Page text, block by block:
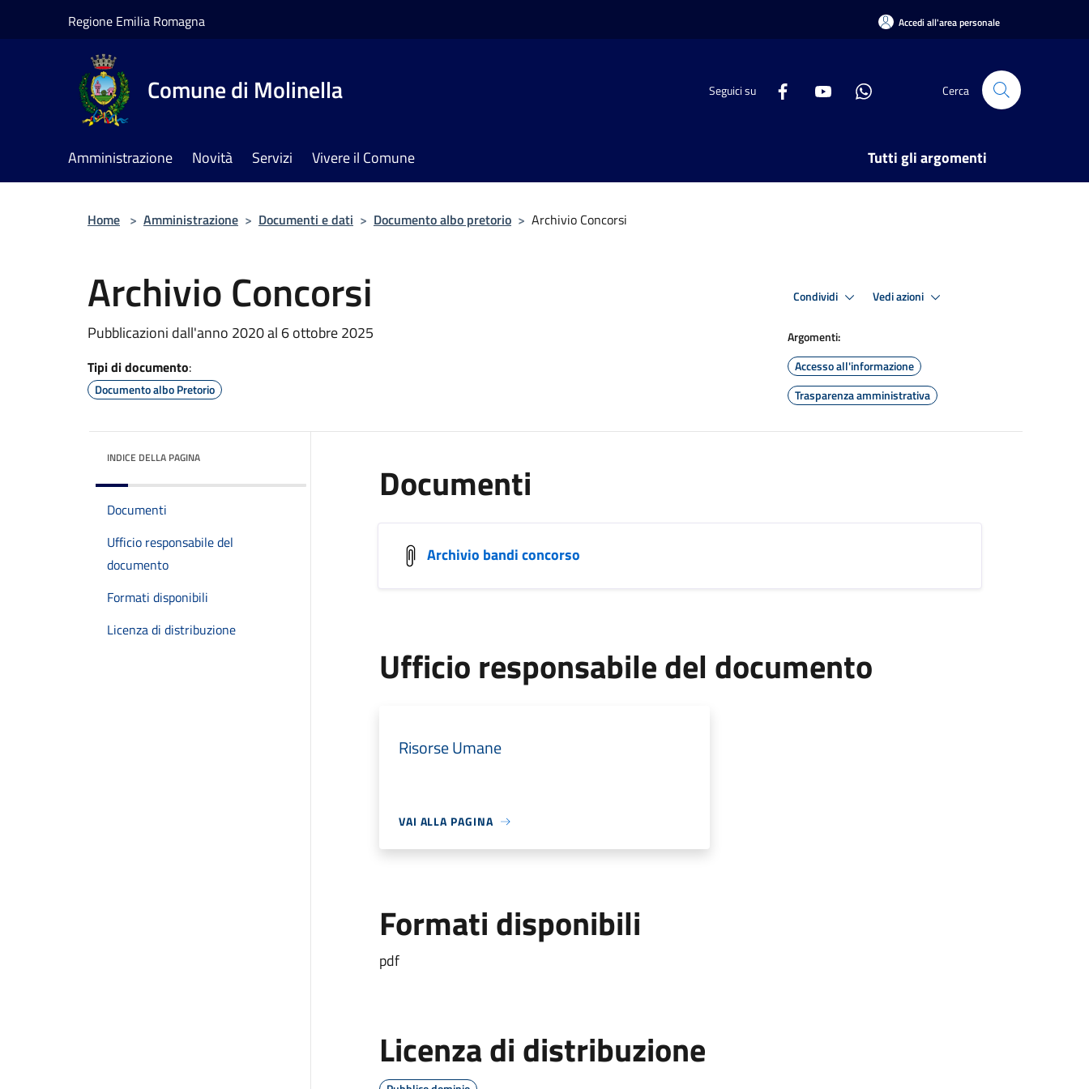
Regione Emilia Romagna Accedi all'area personale
Comune di Molinella Seguici su Cerca
Amministrazione Novità Servizi Vivere il Comune Tutti gli argomenti
Home > Amministrazione > Documenti e dati > Documento albo pretorio > Archivio Concorsi
Archivio Concorsi
Pubblicazioni dall'anno 2020 al 6 ottobre 2025
Tipi di documento:
Documento albo Pretorio
Condividi Vedi azioni
Argomenti:
Accesso all'informazione
Trasparenza amministrativa
INDICE DELLA PAGINA
Documenti
Ufficio responsabile del
documento
Formati disponibili
Licenza di distribuzione
Documenti
Archivio bandi concorso
Ufficio responsabile del documento
Risorse Umane
VAI ALLA PAGINA
Formati disponibili
pdf
Licenza di distribuzione